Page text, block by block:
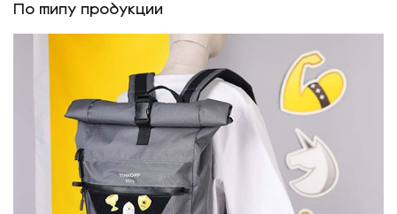
По типу продукции